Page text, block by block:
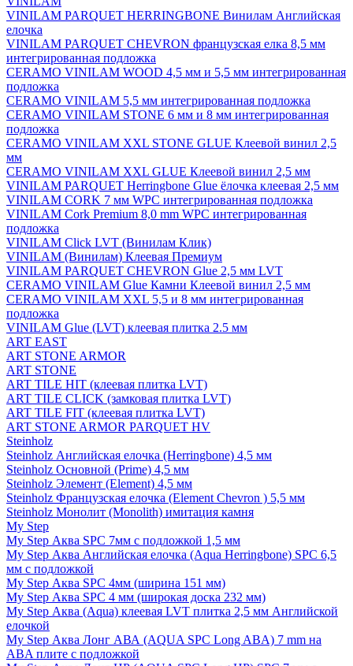
VINILAM PARQUET HERRINGBONE Винилам Английская
елочка
VINILAM PARQUET CHEVRON французская елка 8,5 мм
интегрированная подложка
CERAMO VINILAM WOOD 4,5 мм и 5,5 мм интегрированная
подложка
CERAMO VINILAM 5,5 мм интегрированная подложка
CERAMO VINILAM STONE 6 мм и 8 мм интегрированная
подложка
CERAMO VINILAM XXL STONE GLUE Клеевой винил 2,5
мм
CERAMO VINILAM XXL GLUE Клеевой винил 2,5 мм
VINILAM PARQUET Herringbone Glue ёлочка клеевая 2,5 мм
VINILAM CORK 7 мм WPC интегрированная подложка
VINILAM Cork Premium 8,0 mm WPC интегрированная
подложка
VINILAM Click LVT (Винилам Клик)
VINILAM (Винилам) Клеевая Премиум
VINILAM PARQUET CHEVRON Glue 2,5 мм LVT
CERAMO VINILAM Glue Камни Клеевой винил 2,5 мм
CERAMO VINILAM XXL 5,5 и 8 мм интегрированная
подложка
VINILAM Glue (LVT) клеевая плитка 2.5 мм
ART EAST
ART STONE ARMOR
ART STONE
ART TILE HIT (клеевая плитка LVT)
ART TILE CLICK (замковая плитка LVT)
ART TILE FIT (клеевая плитка LVT)
ART STONE ARMOR PARQUET HV
Steinholz
Steinholz Английская елочка (Herringbone) 4,5 мм
Steinholz Основной (Prime) 4,5 мм
Steinholz Элемент (Element) 4,5 мм
Steinholz Французская елочка (Element Chevron ) 5,5 мм
Steinholz Монолит (Monolith) имитация камня
My Step
My Step Аква SPC 7мм c подложкой 1,5 мм
My Step Аква Английская елочка (Aqua Herringbone) SPC 6,5
мм с подложкой
My Step Аква SPC 4мм (ширина 151 мм)
My Step Аква SPC 4 мм (широкая доска 232 мм)
My Step Аква (Aqua) клеевая LVT плитка 2,5 мм Английской
елочкой
My Step Аква Лонг АВА (AQUA SPC Long ABA) 7 mm на
ABA плите с подложкой